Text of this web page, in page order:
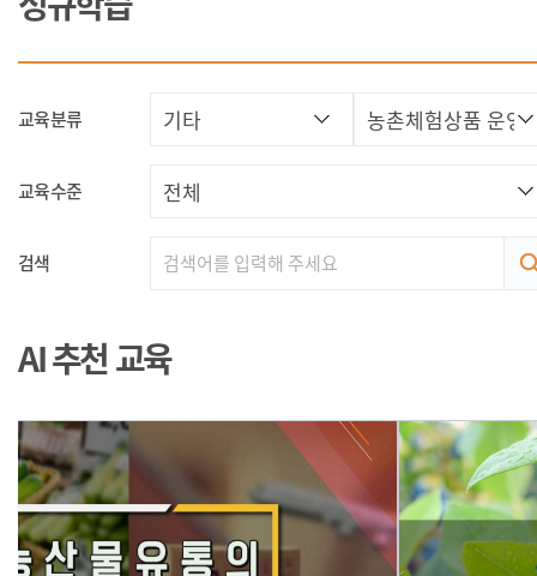
교육분류
교육수준
검색
AI 추천 교육